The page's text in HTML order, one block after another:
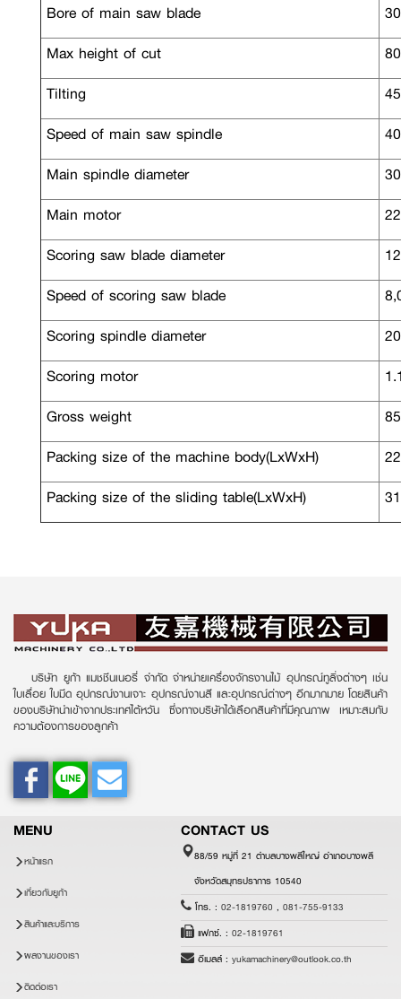
Bore of main saw blade
Max height of cut
Tilting
Speed of main saw spindle
Main spindle diameter
Main motor
Scoring saw blade diameter
Speed of scoring saw blade
Scoring spindle diameter
Scoring motor
Gross weight
Packing size of the machine body(LxWxH)
Packing size of the sliding table(LxWxH)
บริษัท ยูก้า แมชชีนเนอรี่ จำกัด จำหน่ายเครื่องจักรงานไม้ อุปกรณ์ทูลิ่งต่างๆ เช่น
ใบเลื่อย ใบมีด อุปกรณ์งานเจาะ อุปกรณ์งานสี และอุปกรณ์ต่างๆ อีกมากมาย โดยสินค้า
ของบริษัทนำเข้าจากประเทศไต้หวัน ซึ่งทางบริษัทได้เลือกสินค้าที่มีคุณภาพ เหมาะสมกับ
ความต้องการของลูกค้า
MENU
หน้าแรก
เกี่ยวกับยูก้า
สินค้าและบริการ
ผลงานของเรา
ติดต่อเรา
CONTACT US
88/59 หมู่ที่ 21 ตำบลบางพลีใหญ่ อำเภอบางพลี
จังหวัดสมุทรปราการ 10540
โทร. : 02-1819760 , 081-755-9133
แฟกซ์. : 02-1819761
อีเมลล์ : yukamachinery@outlook.co.th